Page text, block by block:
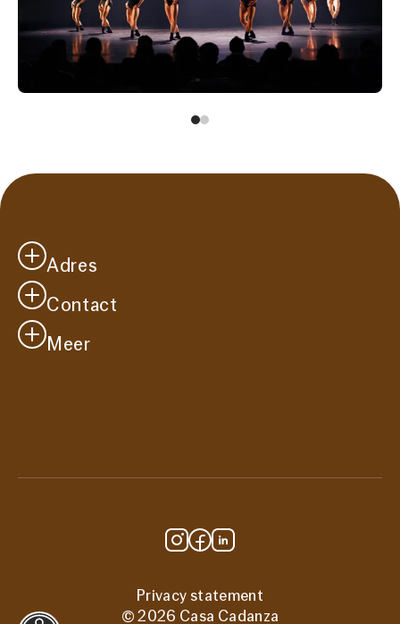
Adres
Casa Cadanza
Westersingel 41
2651 CM
Contact
info@casacadanza.nl
Meer
Privacy statement
© 2026 Casa Cadanza